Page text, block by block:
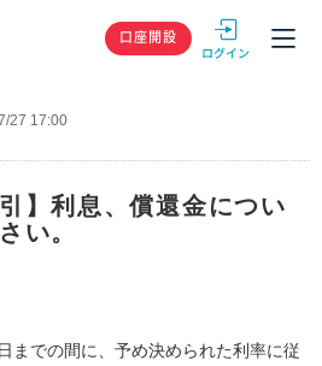
GMOクリック
口座開設
27 17:00
】利息、償還金につい
い。
までの間に、予め決められた利率に従